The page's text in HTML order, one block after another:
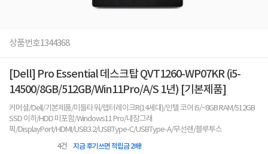
상품번호1344368
[Dell] Pro Essential 데스크탑 QVT1260-WP07KR (i5-
14500/8GB/512GB/Win11Pro/A/S 1년) [기본제품]
커머셜/Dell/기본제품/미들타워/랩터레이크R(14세대)/인텔 코어 i5/~8GB RAM/512GB
SSD 이하/HDD 미포함/Windows11 Pro/내장그래
픽/DisplayPort/HDMI/USB3.2/USBType-C/USBType-A/무선랜/블루투스
4건 지금 후기쓰면 적립금 2배!